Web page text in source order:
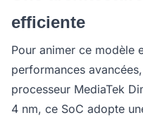
efficiente
Pour animer ce modèle
performances
processeur MediaTek
4 nm, ce SoC adopte